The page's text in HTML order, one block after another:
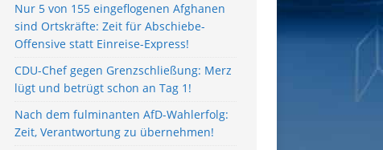
Nur 5 von 155 eingeflogenen Afghanen
sind Ortskräfte: Zeit für Abschiebe-
Offensive statt Einreise-Express!
CDU-Chef gegen Grenzschließung: Merz
lügt und betrügt schon an Tag 1!
Nach dem fulminanten AfD-Wahlerfolg:
Zeit, Verantwortung zu übernehmen!